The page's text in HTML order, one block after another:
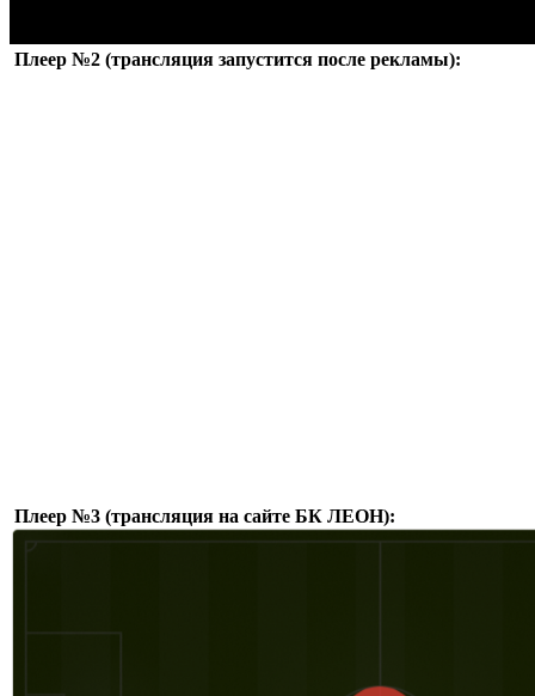
Плеер №2 (трансляция запустится после рекламы):
Плеер №3 (трансляция на сайте БК ЛЕОН):